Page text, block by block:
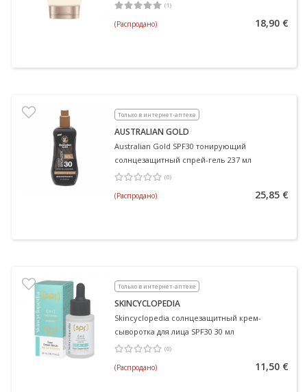
(1)
Средняя оценка 5.00
(Распродано) 18,90 €
Только в интернет-аптеке
AUSTRALIAN GOLD
Australian Gold SPF30 тонирующий
солнцезащитный спрей-гель 237 мл
(0)
Средняя оценка 0.00
(Распродано) 25,85 €
Только в интернет-аптеке
SKINCYCLOPEDIA
Skincyclopedia солнцезащитный крем-
сыворотка для лица SPF30 30 мл
(0)
Средняя оценка 0.00
(Распродано) 11,50 €